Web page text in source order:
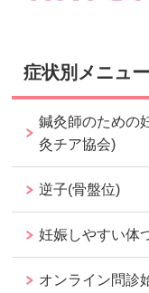
症状別メニュー
鍼灸師のための
灸チア協会)
逆子(骨盤位)
妊娠しやすい体
オンライン問診